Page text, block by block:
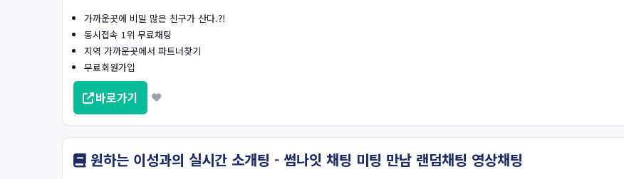
가까운곳에 비밀 많은 친구가 산다.?!
동시접속 1위 무료채팅
지역 가까운곳에서 파트너찾기
무료회원가입
바로가기
원하는 이성과의 실시간 소개팅 - 썸나잇 채팅 미팅 만남 랜덤채팅 영상채팅